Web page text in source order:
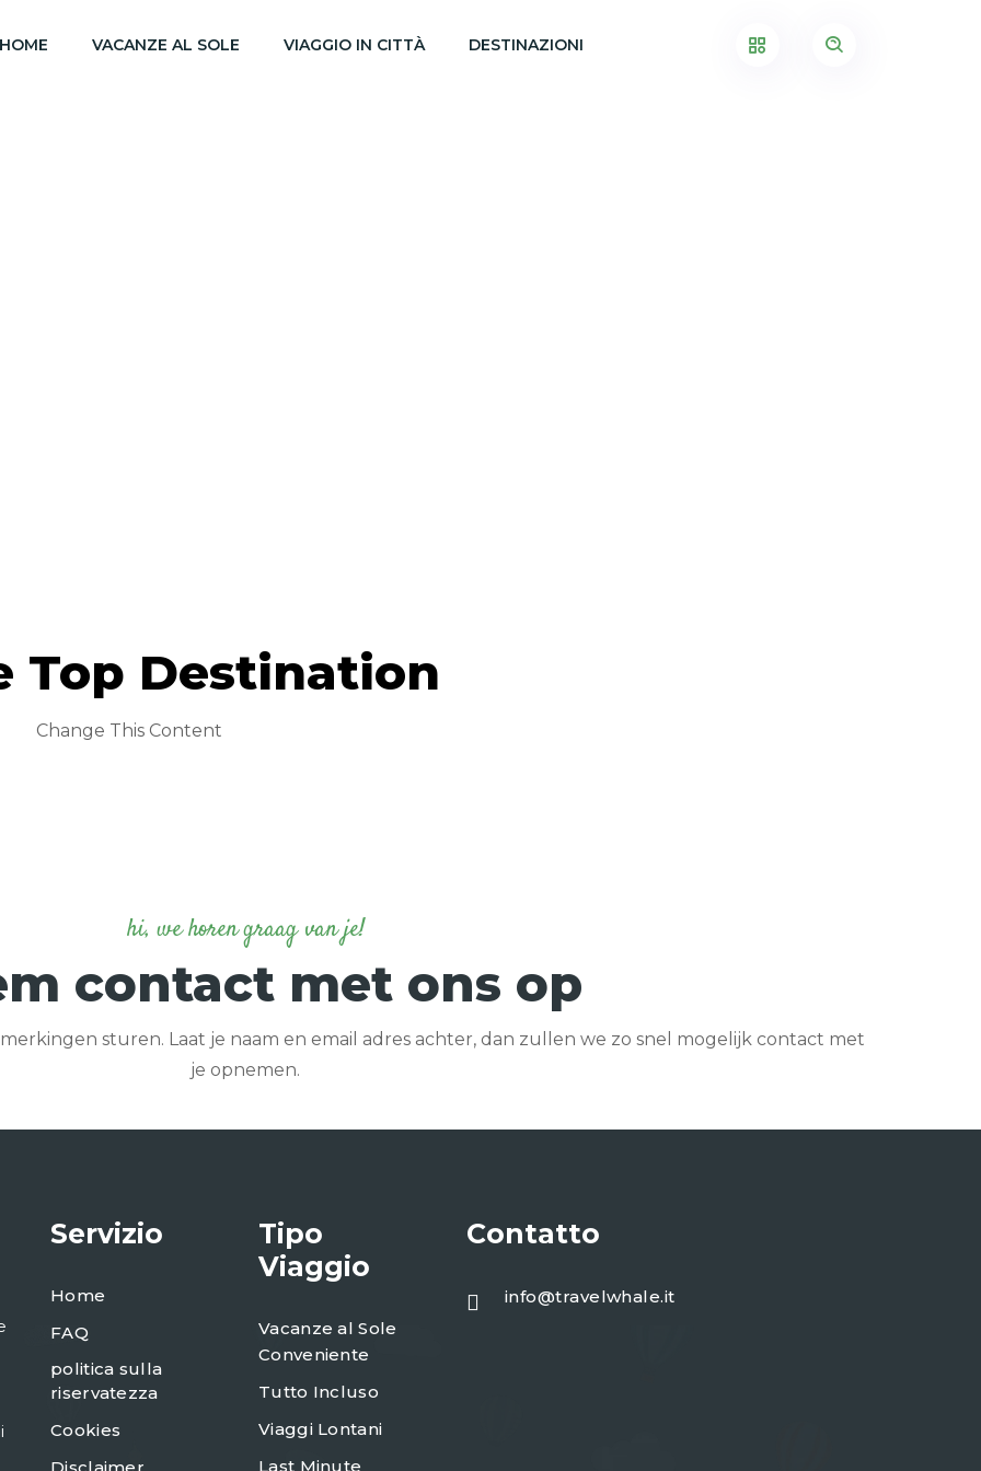
HOME VACANZE AL SOLE VIAGGIO IN CITTÀ DESTINAZIONI
Top Destination
Change This Content
hi, we horen graag van je!
contact met ons op
sturen. Laat je naam en email adres achter, dan zullen we zo snel mogelijk contact met
je opnemen.
Servizio
Home
FAQ
politica sulla
riservatezza
Cookies
Tipo
Viaggio
Vacanze al Sole
Conveniente
Tutto Incluso
Viaggi Lontani
Last Minute
Contatto
info@travelwhale.it